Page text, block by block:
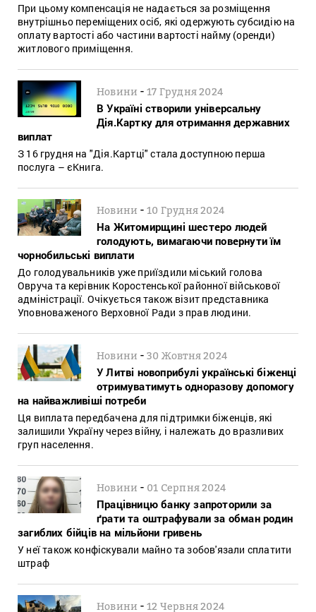
При цьому компенсація не надається за розміщення
внутрішньо переміщених осіб, які одержують субсидію на
оплату вартості або частини вартості найму (оренди)
житлового приміщення.
Новини -17 Грудня 2024
В Україні створили універсальну
Дія.Картку для отримання державних
виплат
З 16 грудня на "Дія.Картці" стала доступною перша
послуга – єКнига.
Новини -10 Грудня 2024
На Житомирщині шестеро людей
голодують, вимагаючи повернути їм
чорнобильські виплати
До голодувальників уже приїздили міський голова
Овруча та керівник Коростенської районної військової
адміністрації. Очікується також візит представника
Уповноваженого Верховної Ради з прав людини.
Новини -30 Жовтня 2024
У Литві новоприбулі українські біженці
отримуватимуть одноразову допомогу
на найважливіші потреби
Ця виплата передбачена для підтримки біженців, які
залишили Україну через війну, і належать до вразливих
груп населення.
Новини - 01 Серпня 2024
Працівницю банку запроторили за
ґрати та оштрафували за обман родин
загиблих бійців на мільйони гривень
У неї також конфіскували майно та зобов'язали сплатити
штраф
Новини -12 Червня 2024